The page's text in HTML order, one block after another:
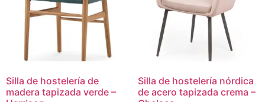
Silla de hostelería de
madera tapizada verde –
Silla de hostelería nórdica
de acero tapizada crema –